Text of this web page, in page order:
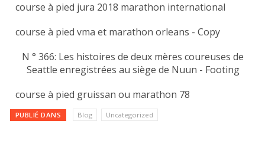
course à pied jura 2018 marathon international
course à pied vma et marathon orleans - Copy
N ° 366: Les histoires de deux mères coureuses de
Seattle enregistrées au siège de Nuun - Footing
course à pied gruissan ou marathon 78
PUBLIÉ DANS Blog Uncategorized